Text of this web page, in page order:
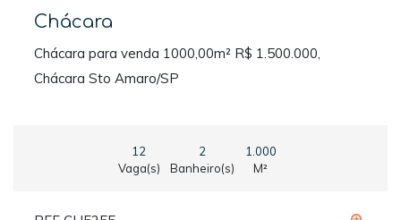
Chácara
Chácara para venda 1000,00m² R$ 1.500.000,
Chácara Sto Amaro/SP
12
Vaga(s)
2
Banheiro(s)
1.000
M²